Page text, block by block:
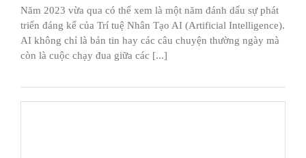
Năm 2023 vừa qua có thể xem là một năm đánh dấu sự phát
triển đáng kể của Trí tuệ Nhân Tạo AI (Artificial Intelligence).
AI không chỉ là bản tin hay các câu chuyện thường ngày mà
còn là cuộc chạy đua giữa các [...]